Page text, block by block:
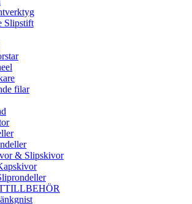
Slipstift
filar
& Slipskivor